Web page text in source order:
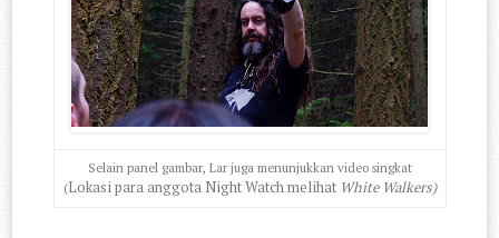
Selain panel gambar, Lar juga menunjukkan video singkat
(Lokasi para anggota Night Watch melihat White Walkers)